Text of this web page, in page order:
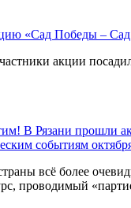
«Сад Победы –
акции
В Рязани прошли
событиям
всё более
проводимый